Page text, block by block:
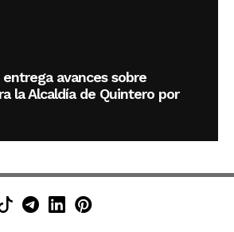
avances sobre
la Alcaldía de Quintero por
en Facebook
en Instagram
en X (Twitter)
Minuto30 en TikTok
Canal de Minuto30 en
Minuto30 en LinkedIn
Minuto30 en